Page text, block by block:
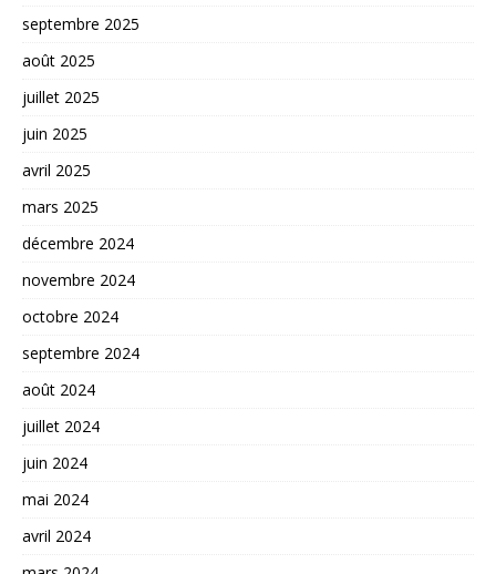
septembre 2025
août 2025
juillet 2025
juin 2025
avril 2025
mars 2025
décembre 2024
novembre 2024
octobre 2024
septembre 2024
août 2024
juillet 2024
juin 2024
mai 2024
avril 2024